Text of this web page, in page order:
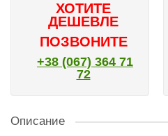
ХОТИТЕ
ДЕШЕВЛЕ
ПОЗВОНИТЕ
+38 (067) 364 71
72
Описание